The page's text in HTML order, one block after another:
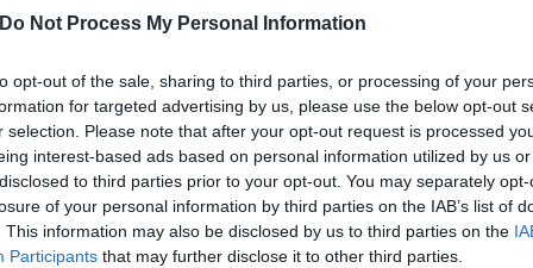
Do Not Process My Personal Information
opt-out of the sale, sharing to third parties, or processing of your
for targeted advertising by us, please use the below opt-out
selection. Please note that after your opt-out request is processed
interest-based ads based on personal information utilized by us
to third parties prior to your opt-out. You may separately
of your personal information by third parties on the IAB’s list of
This information may also be disclosed by us to third parties on the
Participants that may further disclose it to other third parties.
αυτό που είναι ένα βασικό χαρακτηριστικό
προηγείται και η χειραγώγηση. Ο δράστης
του, κερδίζει την εμπιστοσύνη του, έτσι ώστε
χρήματα, τα οποία κατατίθενται στους
Αρκεί να σκεφτεί κανείς, πως η
αγγίζει το 40,8%, ενώ το μεγαλύτερο ποσοστό